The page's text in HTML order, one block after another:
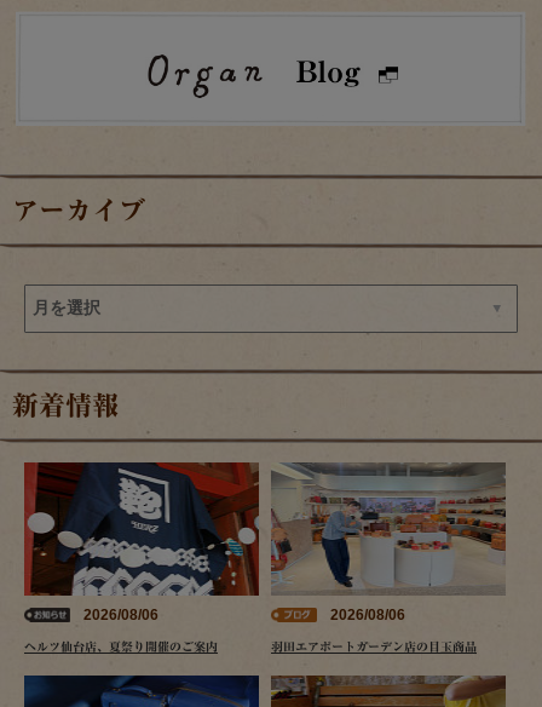
アーカイブ
新着情報
2026/08/06
ヘルツ仙台店、夏祭り開催のご案内
2026/08/06
羽田エアポートガーデン店の目玉商品